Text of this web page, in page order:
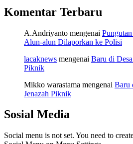
Komentar Terbaru
A.Andriyanto mengenai
Alun-alun Dilaporkan ke Polisi
lacaknews mengenai Baru di
Piknik
Mikko warastama mengenai Baru
Jenazah Piknik
Sosial Media
Social menu is not set. You need to